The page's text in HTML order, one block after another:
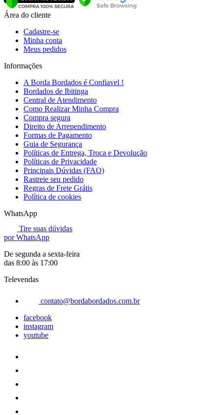
Área do cliente
Cadastre-se
Minha conta
Meus pedidos
Informações
A Borda Bordados é Confiavel !
Bordados de Ibitinga
Central de Atendimento
Como Realizar Minha Compra
Compra segura
Direito de Arrependimento
Formas de Pagamento
Guia de Segurança
Políticas de Entrega, Troca e Devolução
Políticas de Privacidade
Principais Dúvidas (FAQ)
Rastreie seu pedido
Regras de Frete Grátis
Política de cookies
WhatsApp
Tire suas dúvidas
por WhatsApp
De segunda a sexta-feira
das 8:00 às 17:00
Televendas
contato@bordabordados.com.br
facebook
instagram
youtube